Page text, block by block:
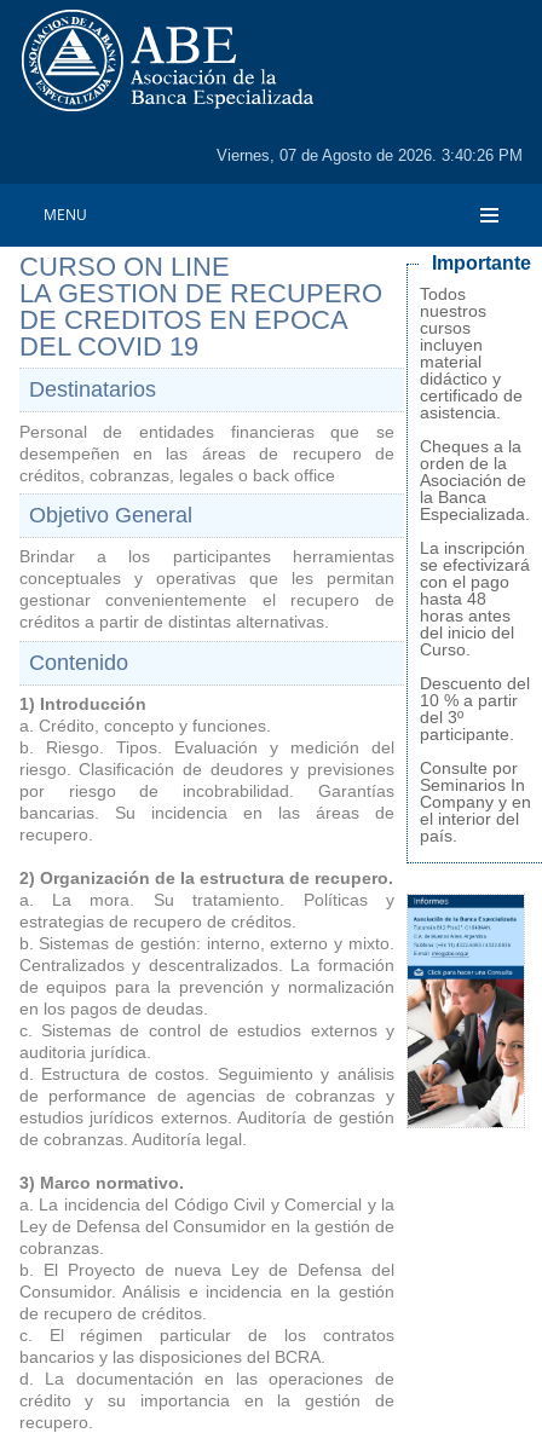
Viernes, 07 de Agosto de 2026. 3:40:26 PM
MENU
CURSO ON LINE
LA GESTION DE RECUPERO
DE CREDITOS EN EPOCA
DEL COVID 19
Destinatarios
Personal de entidades financieras que se
desempeñen en las áreas de recupero de
créditos, cobranzas, legales o back office
Objetivo General
Brindar a los participantes herramientas
conceptuales y operativas que les permitan
gestionar convenientemente el recupero de
créditos a partir de distintas alternativas.
Contenido
1) Introducción
a. Crédito, concepto y funciones.
b. Riesgo. Tipos. Evaluación y medición del
riesgo. Clasificación de deudores y previsiones
por riesgo de incobrabilidad. Garantías
bancarias. Su incidencia en las áreas de
recupero.
2) Organización de la estructura de recupero.
a. La mora. Su tratamiento. Políticas y
estrategias de recupero de créditos.
b. Sistemas de gestión: interno, externo y mixto.
Centralizados y descentralizados. La formación
de equipos para la prevención y normalización
en los pagos de deudas.
c. Sistemas de control de estudios externos y
auditoria jurídica.
d. Estructura de costos. Seguimiento y análisis
de performance de agencias de cobranzas y
estudios jurídicos externos. Auditoría de gestión
de cobranzas. Auditoría legal.
3) Marco normativo.
a. La incidencia del Código Civil y Comercial y la
Ley de Defensa del Consumidor en la gestión de
cobranzas.
b. El Proyecto de nueva Ley de Defensa del
Consumidor. Análisis e incidencia en la gestión
de recupero de créditos.
c. El régimen particular de los contratos
bancarios y las disposiciones del BCRA.
d. La documentación en las operaciones de
crédito y su importancia en la gestión de
recupero.
Importante
Todos
nuestros
cursos
incluyen
material
didáctico y
certificado de
asistencia.
Cheques a la
orden de la
Asociación de
la Banca
Especializada.
La inscripción
se efectivizará
con el pago
hasta 48
horas antes
del inicio del
Curso.
Descuento del
10 % a partir
del 3º
participante.
Consulte por
Seminarios In
Company y en
el interior del
país.